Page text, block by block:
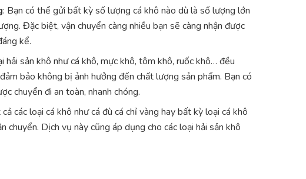
: Bạn có thể gửi bất kỳ số lượng cá khô nào dù là số lượng lớn
Đặc biệt, vận chuyển càng nhiều bạn sẽ càng nhận được
kể.
hải sản khô như cá khô, mực khô, tôm khô, ruốc khô… đều
bảo không bị ảnh hưởng đến chất lượng sản phẩm. Bạn có
chuyển đi an toàn, nhanh chóng.
cả các loại cá khô như cá đù cá chỉ vàng hay bất kỳ loại cá khô
Dịch vụ này cũng áp dụng cho các loại hải sản khô